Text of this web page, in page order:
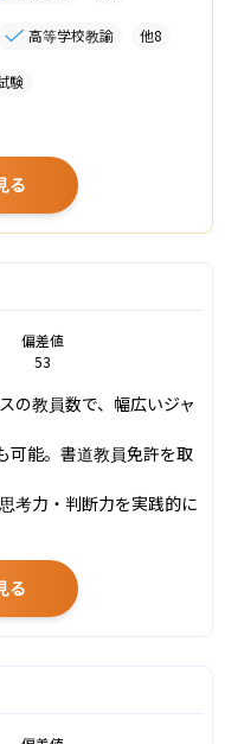
高等学校教諭 他8
験
る
偏差値
53
の教員数で、幅広いジャ
可能。書道教員免許を取
考力・判断力を実践的に
る